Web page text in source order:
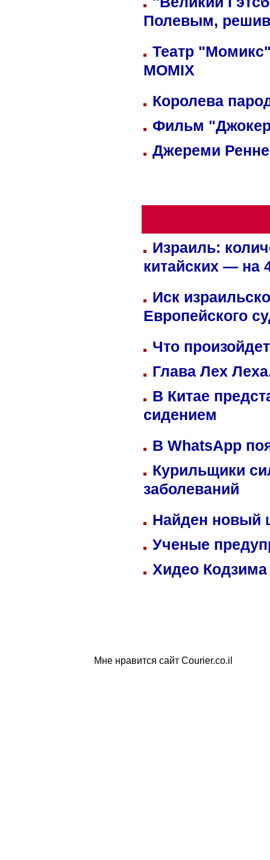
Полевым,
Театр
MOMIX
Королева
Фильм
Джереми
Израиль:
китайских — на
Иск
Европейского
Что
Глава Лех
В Китае
сидением
В WhatsApp
Курильщики
заболеваний
Найден
Ученые
Хидео
Мне нравится сайт Courier.co.il